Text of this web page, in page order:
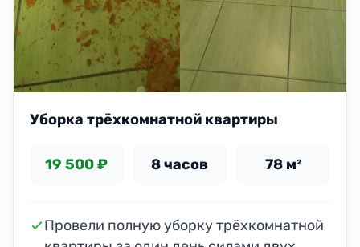
Уборка трёхкомнатной квартиры
19 500 ₽ 8 часов 78 м²
Провели полную уборку трёхкомнатной